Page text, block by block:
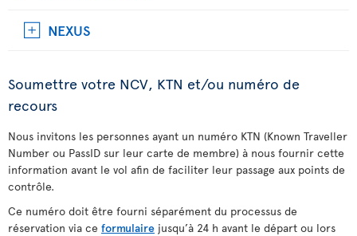
NEXUS
Soumettre votre NCV, KTN et/ou numéro de
recours
Nous invitons les personnes ayant un numéro KTN (Known Traveller
Number ou PassID sur leur carte de membre) à nous fournir cette
information avant le vol afin de faciliter leur passage aux points de
contrôle.
Ce numéro doit être fourni séparément du processus de
réservation via ce formulaire jusqu’à 24 h avant le départ ou lors